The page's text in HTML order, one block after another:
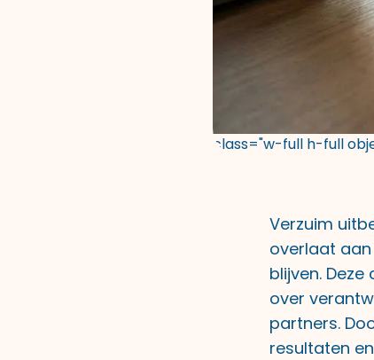
class="w-full h-full
Verzuim
overlaat
blijven.
over
partners.
resultaten